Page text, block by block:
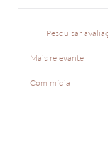
Com mídia